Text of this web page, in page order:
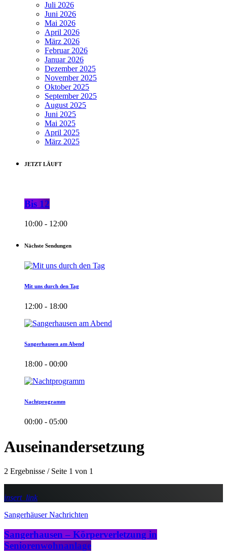
Juli 2026
Juni 2026
Mai 2026
April 2026
März 2026
Februar 2026
Januar 2026
Dezember 2025
November 2025
Oktober 2025
September 2025
August 2025
Juni 2025
Mai 2025
April 2025
März 2025
JETZT LÄUFT
Bis 12
10:00 - 12:00
Nächste Sendungen
Mit uns durch den Tag
12:00 - 18:00
Sangerhausen am Abend
18:00 - 00:00
Nachtprogramm
00:00 - 05:00
Auseinandersetzung
2 Ergebnisse / Seite 1 von 1
insert_link
Sangerhäuser Nachrichten
Sangerhausen – Körperverletzung in
Seniorenwohnanlage